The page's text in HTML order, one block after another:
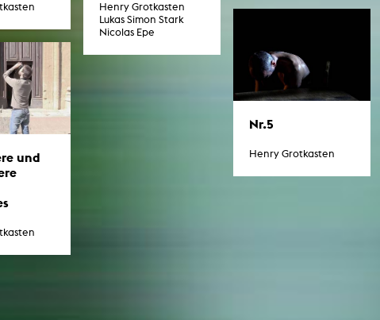
Henry Grotkasten
Lukas Simon Stark
Nicolas Epe
Nr.5
Henry Grotkasten
und